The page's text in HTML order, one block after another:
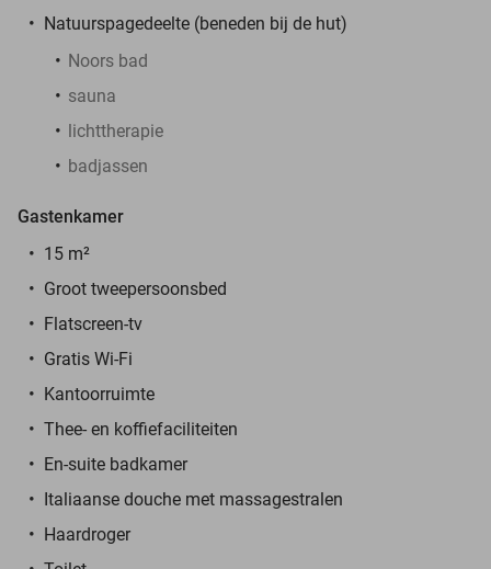
Natuurspagedeelte (beneden bij de hut)
Noors bad
sauna
lichttherapie
badjassen
Gastenkamer
15 m²
Groot tweepersoonsbed
Flatscreen-tv
Gratis Wi-Fi
Kantoorruimte
Thee- en koffiefaciliteiten
En-suite badkamer
Italiaanse douche met massagestralen
Haardroger